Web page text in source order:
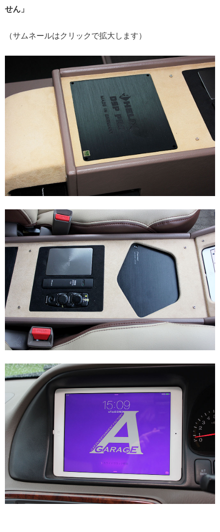
せん」
（サムネールはクリックで拡大します）